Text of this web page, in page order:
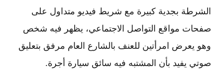
الشرطة بجدية كبيرة مع شريط فيديو متداول على
صفحات مواقع التواصل الاجتماعي، يظهر فيه شخص
وهو يعرض امرأتين للعنف بالشارع العام مرفق بتعليق
صوتي يفيد بأن المشتبه فيه سائق سيارة أجرة.